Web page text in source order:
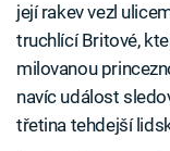
její rakev vezl
truchlící Britové,
milovanou
navíc událost
třetina tehdejší